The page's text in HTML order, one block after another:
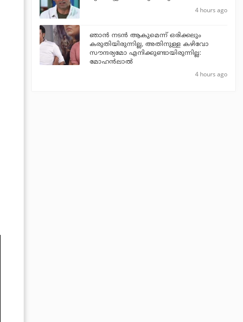
4 hours ago
ഞാൻ നടൻ ആകുമെന്ന് ഒരിക്കലും
കരുതിയിരുന്നില്ല, അതിനുള്ള കഴിവോ
സൗന്ദര്യമോ എനിക്കുണ്ടായിരുന്നില്ല:
മോഹൻലാൽ
4 hours ago